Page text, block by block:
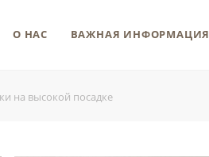
О НАС ВАЖНАЯ ИНФОРМАЦИЯ
на высокой посадке